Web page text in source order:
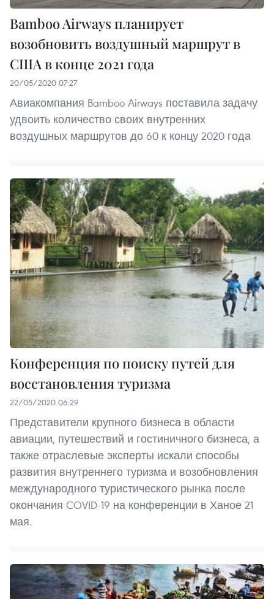
Bamboo Airways планирует
возобновить воздушный маршрут в
США в конце 2021 года
20/05/2020 07:27
Авиакомпания Bamboo Airways поставила задачу
удвоить количество своих внутренних
воздушных маршрутов до 60 к концу 2020 года
Конференция по поиску путей для
восстановления туризма
22/05/2020 06:29
Представители крупного бизнеса в области
авиации, путешествий и гостиничного бизнеса, а
также отраслевые эксперты искали способы
развития внутреннего туризма и возобновления
международного туристического рынка после
окончания COVID-19 на конференции в Ханое 21
мая.